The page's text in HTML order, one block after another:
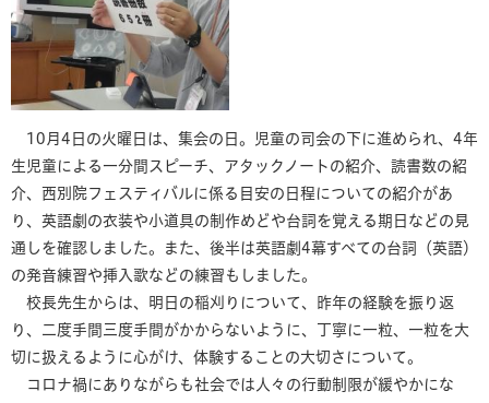
10月4日の火曜日は、集会の日。児童の司会の下に進められ、4年
生児童による一分間スピーチ、アタックノートの紹介、読書数の紹
介、西別院フェスティバルに係る目安の日程についての紹介があ
り、英語劇の衣装や小道具の制作めどや台詞を覚える期日などの見
通しを確認しました。また、後半は英語劇4幕すべての台詞（英語）
の発音練習や挿入歌などの練習もしました。
校長先生からは、明日の稲刈りについて、昨年の経験を振り返
り、二度手間三度手間がかからないように、丁寧に一粒、一粒を大
切に扱えるように心がけ、体験することの大切さについて。
コロナ禍にありながらも社会では人々の行動制限が緩やかにな